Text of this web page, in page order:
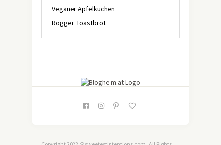
Veganer Apfelkuchen
Roggen Toastbrot